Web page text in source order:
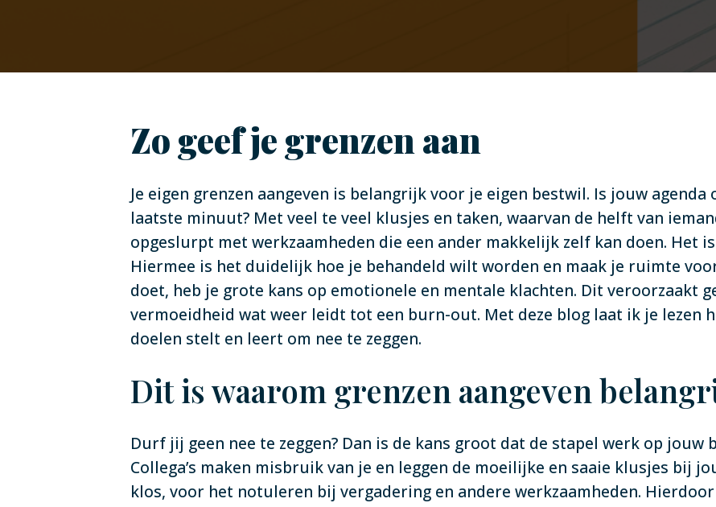
Zo geef je grenzen aan
Je eigen grenzen aangeven is belangrijk voor je eigen bestwil. Is jouw
laatste minuut? Met veel te veel klusjes en taken, waarvan de helft van
opgeslurpt met werkzaamheden die een ander makkelijk zelf kan doen. Het
Hiermee is het duidelijk hoe je behandeld wilt worden en maak je ruimte
doet, heb je grote kans op emotionele en mentale klachten. Dit veroorzaakt
vermoeidheid wat weer leidt tot een burn-out. Met deze blog laat ik je lezen
doelen stelt en leert om nee te zeggen.
Dit is waarom grenzen aangeven
Durf jij geen nee te zeggen? Dan is de kans groot dat de stapel werk op jouw
Collega’s maken misbruik van je en leggen de moeilijke en saaie klusjes bij
klos, voor het notuleren bij vergadering en andere werkzaamheden.